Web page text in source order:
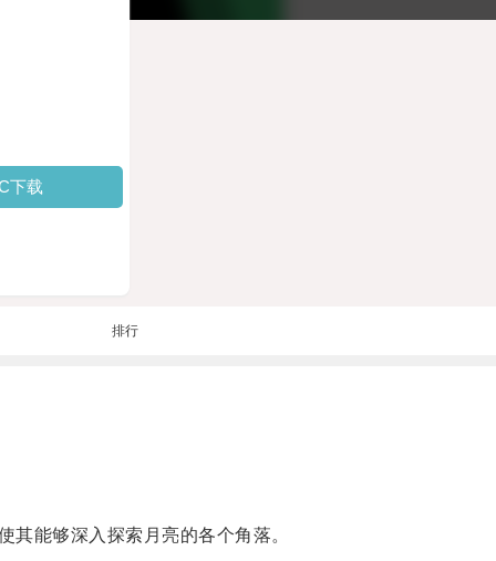
下载
排行
能够深入探索月亮的各个角落。